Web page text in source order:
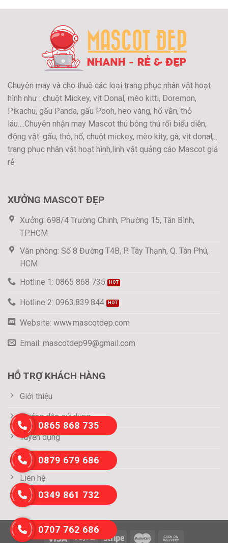
Chuyên may và cho thuê các loại trang phục nhân vật hoạt
hình như : chuột Mickey, vịt Donal, mèo kitti, Doremon,
Pikachu, gấu Panda, gấu Pooh, heo vàng, hổ vằn, thỏ
láu….Chuyên nhận may Mascot thú bông thú rối biểu diễn,
động vật: gấu, thỏ, hổ, chuột mickey, mèo kity, gà, vịt donal,…
trang phục nhân vật hoạt hình,linh vật quảng cáo Mascot giá
rẻ
XƯỞNG MASCOT ĐẸP
Xưởng: 698/4 Trường Chinh, Phường 15, Tân Bình,
TP.HCM
Văn phòng: Số 8 Đường T4B, P. Tây Thạnh, Q. Tân Phú,
HCM
Hotline 1: 0865 868 735
Hotline 2: 0963.839.844
Website: www.mascotdep.com
Email: mascotdep99@gmail.com
HỖ TRỢ KHÁCH HÀNG
Giới thiệu
Hướng dẫn sử dụng
Tuyển dụng
Thông tin thanh toán
Liên hệ
0865 868 735
0879 679 686
0349 861 732
0707 762 686